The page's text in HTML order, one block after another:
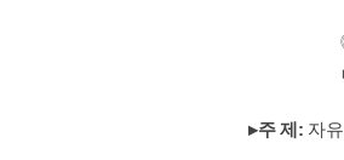
▸주 제 : 자